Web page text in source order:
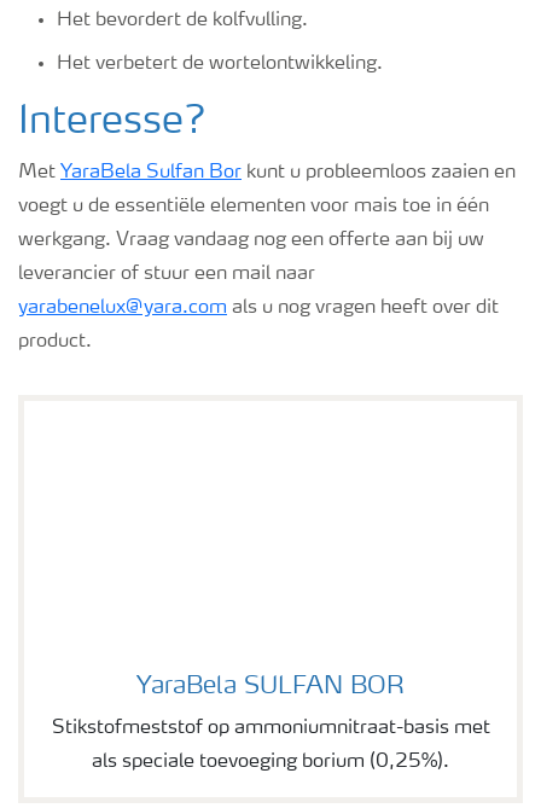
Het bevordert de kolfvulling.
Het verbetert de wortelontwikkeling.
Interesse?
Met YaraBela Sulfan Bor kunt u probleemloos zaaien en
voegt u de essentiële elementen voor mais toe in één
werkgang. Vraag vandaag nog een offerte aan bij uw
leverancier of stuur een mail naar
yarabenelux@yara.com als u nog vragen heeft over dit
product.
YaraBela SULFAN BOR
YaraBela SULFAN BOR
Stikstofmeststof op ammoniumnitraat-basis met
als speciale toevoeging borium (0,25%).